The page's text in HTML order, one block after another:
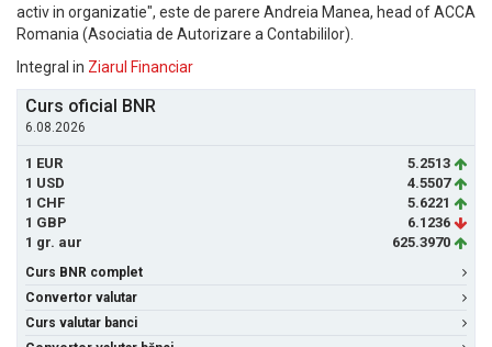
activ in organizatie", este de parere Andreia Manea, head of ACCA
Romania (Asociatia de Autorizare a Contabililor).
Integral in Ziarul Financiar
Curs oficial BNR
6.08.2026
1 EUR
5.2513
1 USD
4.5507
1 CHF
5.6221
1 GBP
6.1236
1 gr. aur
625.3970
Curs BNR complet
Convertor valutar
Curs valutar banci